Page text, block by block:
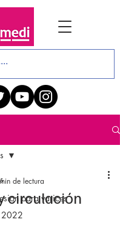
para varices
circulación
de lectura
2022